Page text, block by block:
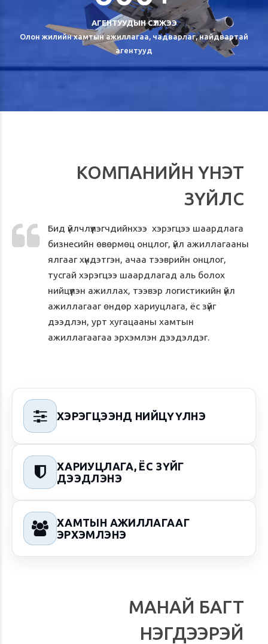
АГЕНТУУДЫН СҮЛЖЭЭ
Олон жилийн хамтын ажиллагаа, чадварлаг, найдвартай
агентууд
КОМПАНИЙН ҮНЭТ
ЗҮЙЛС
Бид үйлчлүүлэгчдийнхээ хэрэгцээ шаардлага
бизнесийн өвөрмөц онцлог, үйл ажиллагааны
ялгааг хүндэтгэн, ачаа тээврийн онцлог,
тусгай хэрэгцээ шаардлагад аль болох
нийцүүлэн ажиллах, тээвэр логистикийн үйл
ажиллагааг өндөр хариуцлага, ёс зүйг
дээдлэн, урт хугацааны хамтын
ажиллагаагаа эрхэмлэн дээдэлдэг.
 ХЭРЭГЦЭЭНД НИЙЦҮҮЛНЭ

ХАРИУЦЛАГА, ЁС ЗҮЙГ
ДЭЭДЛЭНЭ

ХАМТЫН АЖИЛЛАГААГ
ЭРХЭМЛЭНЭ
МАНАЙ БАГТ
НЭГДЭЭРЭЙ